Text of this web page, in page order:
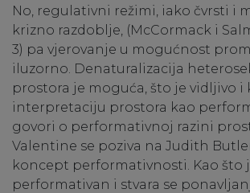
No, regulativni režimi, iako čvrsti i
krizno razdoblje, (McCormack i
3) pa vjerovanje u mogućnost
iluzorno. Denaturalizacija
prostora je moguća, što je vidljivo i
interpretaciju prostora kao
govori o performativnoj razini
Valentine se poziva na Judith
koncept performativnosti. Kao što
performativan i stvara se